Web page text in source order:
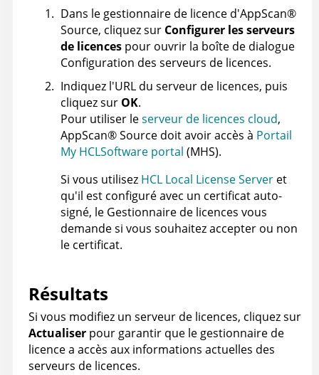
Dans le gestionnaire de licence d'AppScan®
Source, cliquez sur Configurer les serveurs
de licences pour ouvrir la boîte de dialogue
Configuration des serveurs de licences.
Indiquez l'URL du serveur de licences, puis
cliquez sur OK.
Pour utiliser leserveur de licences cloud,
AppScan®Source doit avoir accès à Portail
My HCLSoftware portal (MHS).
Si vous utilisez HCL Local License Server et
qu'il est configuré avec un certificat auto-
signé, le Gestionnaire de licences vous
demande si vous souhaitez accepter ou non
le certificat.
Résultats
Si vous modifiez un serveur de licences, cliquez sur
Actualiser pour garantir que le gestionnaire de
licence a accès aux informations actuelles des
serveurs de licences.